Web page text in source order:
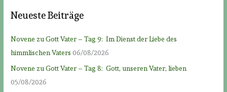
Neueste Beiträge
Novene zu Gott Vater – Tag 9: Im Dienst der Liebe des
himmlischen Vaters 06/08/2026
Novene zu Gott Vater – Tag 8: Gott, unseren Vater, lieben
05/08/2026